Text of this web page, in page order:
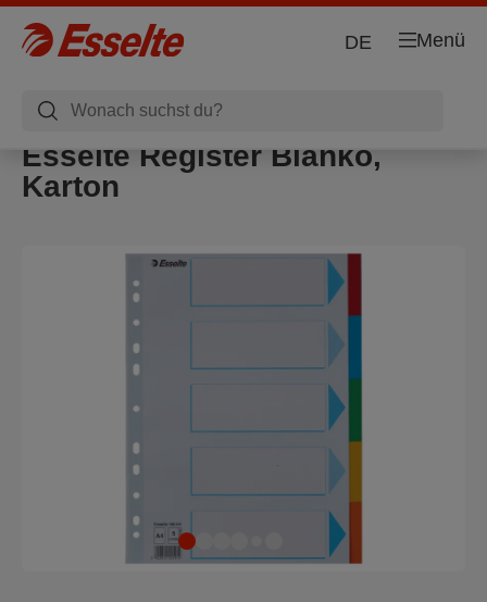
Menü
DE
Esselte Register Blanko,
Karton